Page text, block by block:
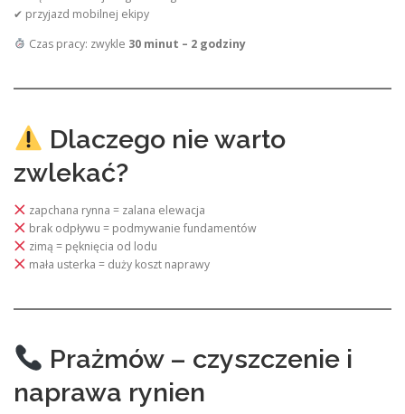
✔ przyjazd mobilnej ekipy
Czas pracy: zwykle 30 minut – 2 godziny
Dlaczego nie warto
zwlekać?
zapchana rynna = zalana elewacja
brak odpływu = podmywanie fundamentów
zimą = pęknięcia od lodu
mała usterka = duży koszt naprawy
Prażmów – czyszczenie i
naprawa rynien